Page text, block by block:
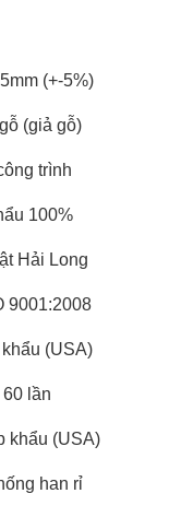
(+-5%)
(giả gỗ)
trình
100%
Hải Long
9001:2008
(USA)
lần
khẩu (USA)
han rỉ